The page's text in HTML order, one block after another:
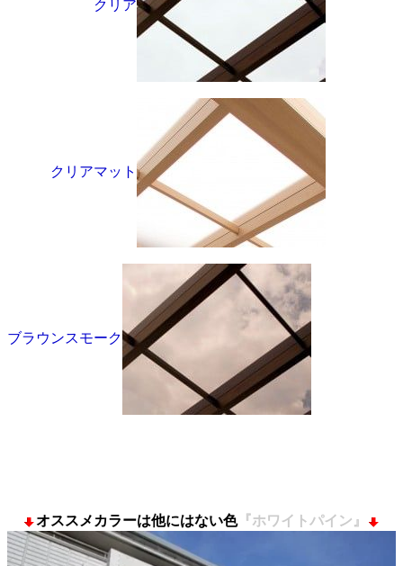
クリア
クリアマット
ブラウンスモーク
オススメカラーは他にはない色『ホワイトパイン』